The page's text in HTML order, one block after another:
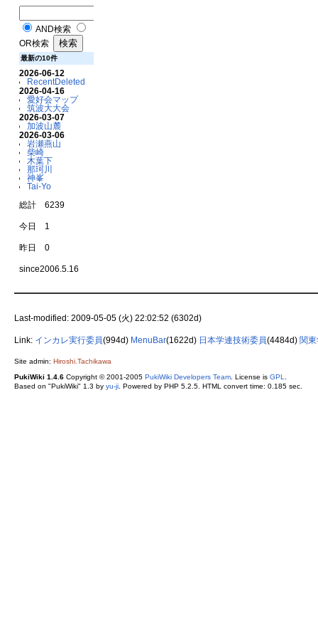
AND検索
OR検索
最新の10件
2026-06-12
RecentDeleted
2026-04-16
愛好会マップ
筑波大大会
2026-03-07
加波山麓
2026-03-06
岩瀬燕山
柴崎
木葉下
那珂川
神峯
Tai-Yo
総計 6239
今日 1
昨日 0
since2006.5.16
Last-modified: 2009-05-05 (火) 22:02:52 (6302d)
Link: インカレ実行委員(994d) MenuBar(1622d) 日本学連技術委員(4484d) 関
Site admin: Hiroshi.Tachikawa
PukiWiki 1.4.6Copyright © 2001-2005 PukiWiki Developers Team. License is GPL
Based on "PukiWiki" 1.3 by yu-ji. Powered by PHP 5.2.5. HTML convert time: 0.185 sec.